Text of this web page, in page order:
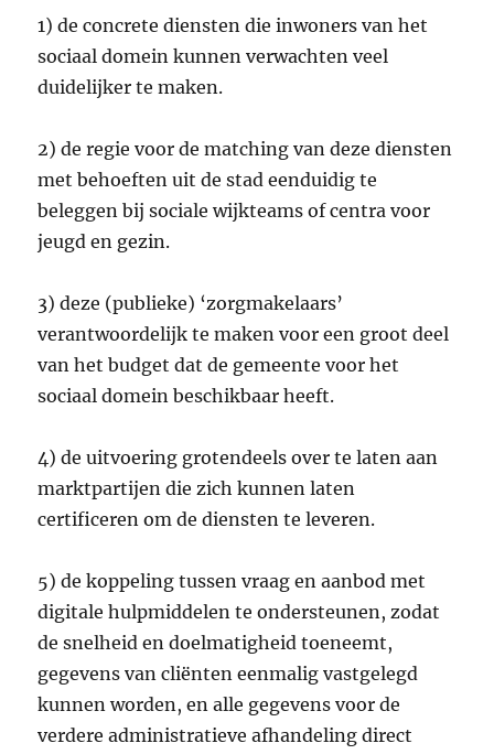
1) de concrete diensten die inwoners van het
sociaal domein kunnen verwachten veel
duidelijker te maken.
2) de regie voor de matching van deze diensten
met behoeften uit de stad eenduidig te
beleggen bij sociale wijkteams of centra voor
jeugd en gezin.
3) deze (publieke) ‘zorgmakelaars’
verantwoordelijk te maken voor een groot deel
van het budget dat de gemeente voor het
sociaal domein beschikbaar heeft.
4) de uitvoering grotendeels over te laten aan
marktpartijen die zich kunnen laten
certificeren om de diensten te leveren.
5) de koppeling tussen vraag en aanbod met
digitale hulpmiddelen te ondersteunen, zodat
de snelheid en doelmatigheid toeneemt,
gegevens van cliënten eenmalig vastgelegd
kunnen worden, en alle gegevens voor de
verdere administratieve afhandeling direct